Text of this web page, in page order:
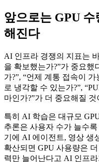
앞으로는 GPU
해진다
AI 인프라 경쟁의 지표는
을 확보했는가?”가 중요했
가?”, “언제 계통 접속이
로 냉각할 수 있는가?”,
마인가?”가 더 중요해질 것
특히 AI 학습은 대규모
추론은 사용자 수가 늘수
기에 AI 에이전트, 영상 생
확산되면 GPU 사용량은
력만 늘어난다고 AI 인프